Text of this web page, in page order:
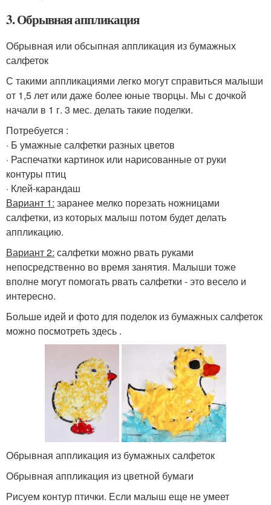
3. Обрывная аппликация
Обрывная или обсыпная аппликация из бумажных
салфеток
С такими аппликациями легко могут справиться малыши
от 1,5 лет или даже более юные творцы. Мы с дочкой
начали в 1 г. 3 мес. делать такие поделки.
Потребуется :
· Б умажные салфетки разных цветов
· Распечатки картинок или нарисованные от руки
контуры птиц
· Клей-карандаш
Вариант 1: заранее мелко порезать ножницами
салфетки, из которых малыш потом будет делать
аппликацию.
Вариант 2: салфетки можно рвать руками
непосредственно во время занятия. Малыши тоже
вполне могут помогать рвать салфетки - это весело и
интересно.
Больше идей и фото для поделок из бумажных салфеток
можно посмотреть здесь .
Обрывная аппликация из бумажных салфеток
Обрывная аппликация из цветной бумаги
Рисуем контур птички. Если малыш еще не умеет